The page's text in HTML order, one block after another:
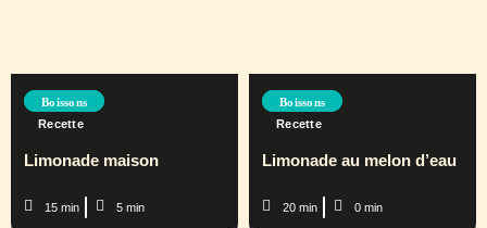
Boissons
Recette
Limonade maison
15 min 5 min
Boissons
Recette
Limonade au melon d’eau
20 min 0 min